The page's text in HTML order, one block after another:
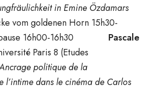
in Emine Özdamars
vom goldenen Horn 15h30-
16h00-16h30 Pascale
Paris 8 (Etudes
politique de la
l’intime dans le cinéma de Carlos